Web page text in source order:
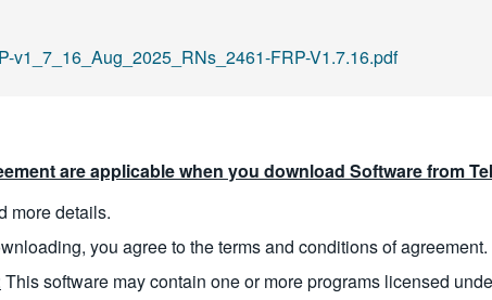
v1_7_16_Aug_2025_RNs_2461-FRP-V1.7.16.pdf
are applicable when you download Software from
more details.
you agree to the terms and conditions of agreement.
This software may contain one or more programs licensed